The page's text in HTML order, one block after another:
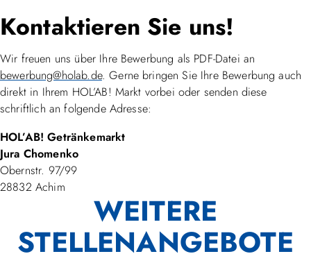
Kontaktieren Sie uns!
Wir freuen uns über Ihre Bewerbung als PDF-Datei an
bewerbung@holab.de. Gerne bringen Sie Ihre Bewerbung auch
direkt in Ihrem HOL’AB! Markt vorbei oder senden diese
schriftlich an folgende Adresse:
HOL’AB! Getränkemarkt
Jura Chomenko
Obernstr. 97/99
28832 Achim
WEITERE
STELLENANGEBOTE